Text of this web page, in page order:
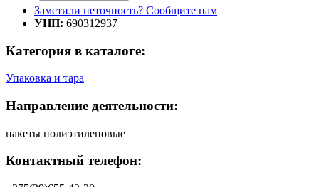
Заметили неточность? Сообщите нам
УНП: 690312937
Категория в каталоге:
Упаковка и тара
Направление деятельности:
пакеты полиэтиленовые
Контактный телефон: